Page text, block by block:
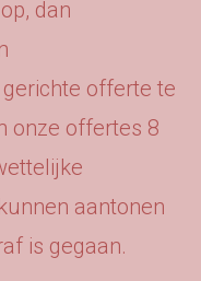
dan
offerte te
onze offertes 8
aantonen
is gegaan.